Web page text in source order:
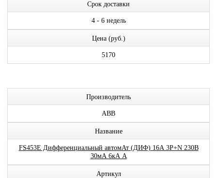
Срок доставки
4 - 6 недель
Цена (руб.)
5170
Производитель
ABB
Название
FS453E Дифференциальный автомАт (ДИФ) 16А 3P+N 230В
30мА 6кА A
Артикул